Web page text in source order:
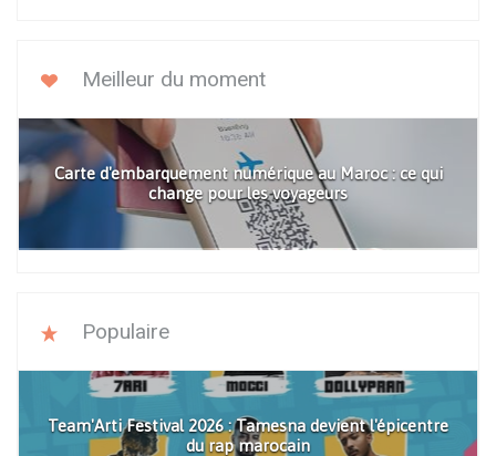
Meilleur du moment
Carte d'embarquement numérique au Maroc : ce qui
change pour les voyageurs
Populaire
Team'Arti Festival 2026 : Tamesna devient l'épicentre
du rap marocain